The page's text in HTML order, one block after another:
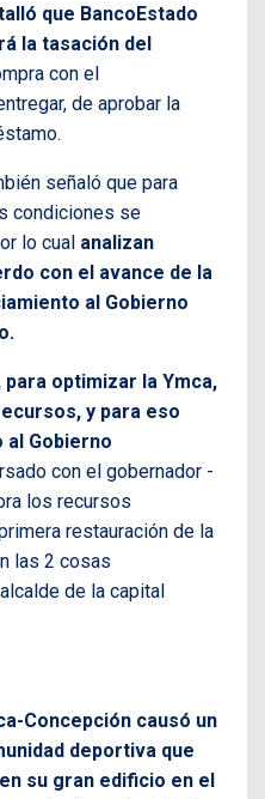
que BancoEstado
la tasación del
con el
de aprobar la
señaló que para
condiciones se
lo cual analizan
con el avance de la
al Gobierno
optimizar la Ymca,
y para eso
al Gobierno
con el gobernador -
los recursos
restauración de la
las 2 cosas
de la capital
Concepción causó un
deportiva que
su gran edificio en el